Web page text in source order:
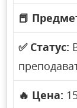
📕
✅ Статус:
🔥 Цена: